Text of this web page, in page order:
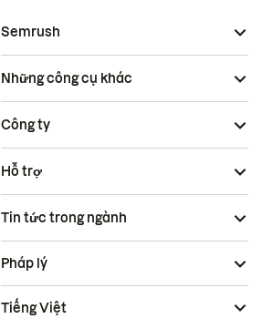
Semrush
Những công cụ khác
Công ty
Hỗ trợ
Tin tức trong ngành
Pháp lý
Tiếng Việt